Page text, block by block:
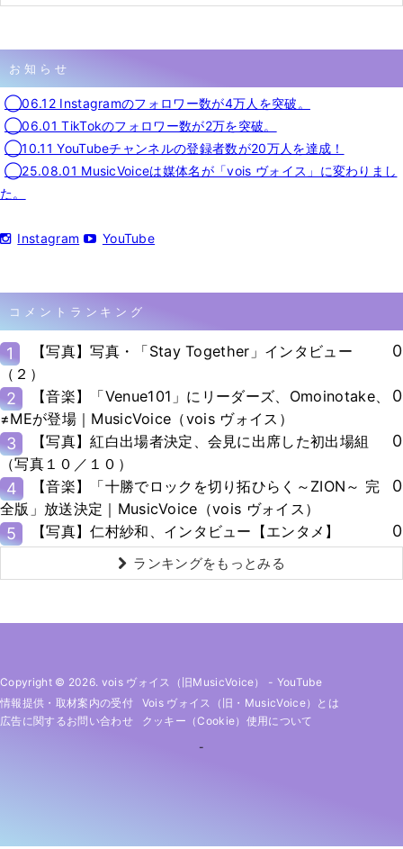
お知らせ
◯06.12 Instagramのフォロワー数が4万人を突破。
◯06.01 TikTokのフォロワー数が2万を突破。
◯10.11 YouTubeチャンネルの登録者数が20万人を達成！
◯25.08.01 MusicVoiceは媒体名が「vois ヴォイス」に変わりまし
た。
Instagram YouTube
コメントランキング
1
【写真】写真・「Stay Together」インタビュー
（２）
0
2
【音楽】「Venue101」にリーダーズ、Omoinotake、
≠MEが登場｜MusicVoice（vois ヴォイス）
0
3
【写真】紅白出場者決定、会見に出席した初出場組
（写真１０／１０）
0
4
【音楽】「十勝でロックを切り拓ひらく～ZION～ 完
全版」放送決定｜MusicVoice（vois ヴォイス）
0
5 【写真】仁村紗和、インタビュー【エンタメ】 0
ランキングをもっとみる
Copyright © 2026. vois ヴォイス（旧MusicVoice） - YouTube
情報提供・取材案内の受付
Vois ヴォイス（旧・MusicVoice）とは
広告に関するお問い合わせ
クッキー（cookie）使用について
-